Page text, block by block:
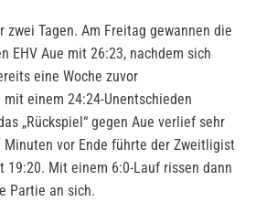
zwei Tagen. Am Freitag gewannen die
EHV Aue mit 26:23, nachdem sich
eine Woche zuvor
einem 24:24-Unentschieden
„Rückspiel“ gegen Aue verlief sehr
Minuten vor Ende führte der Zweitligist
19:20. Mit einem 6:0-Lauf rissen dann
Partie an sich.